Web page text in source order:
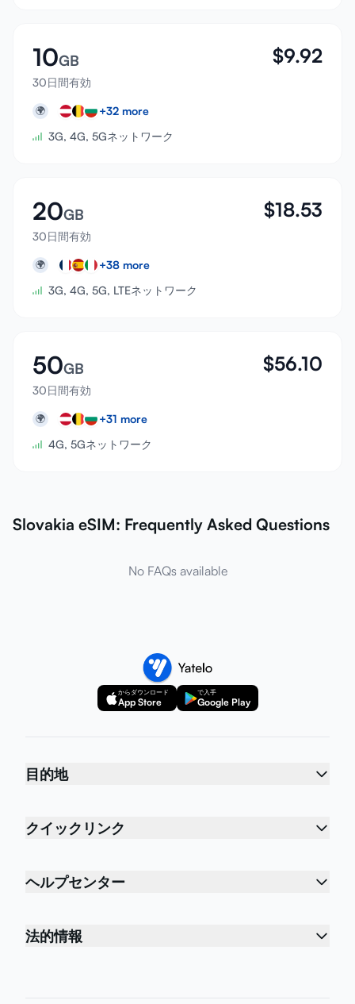
10GB
30日間有効
$9.92
🌍 +32 more
3G, 4G, 5Gネットワーク
20GB
30日間有効
$18.53
🌍 +38 more
3G, 4G, 5G, LTEネットワーク
50GB
30日間有効
$56.10
🌍 +31 more
4G, 5Gネットワーク
Slovakia eSIM: Frequently Asked Questions
No FAQs available
からダウンロード
App Store
で入手
Google Play
目的地
クイックリンク
ヘルプセンター
法的情報